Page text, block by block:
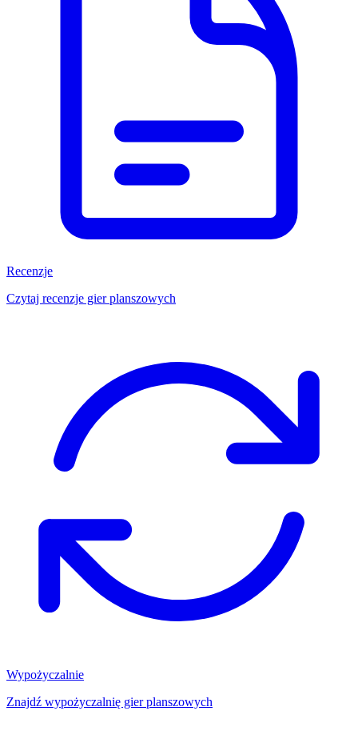
Recenzje
Czytaj recenzje gier planszowych
Wypożyczalnie
Znajdź wypożyczalnię gier planszowych